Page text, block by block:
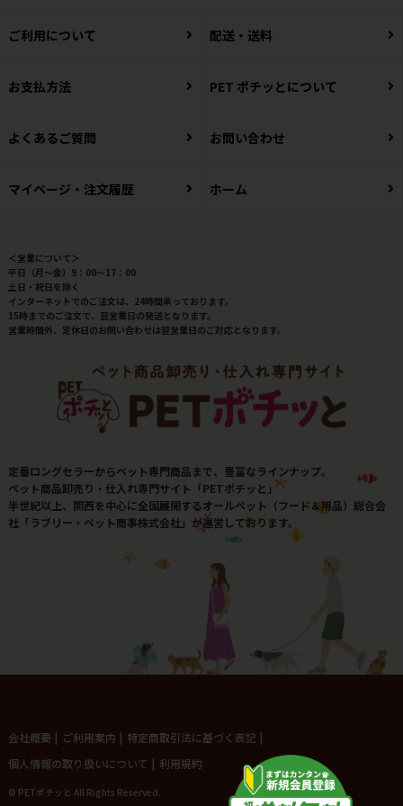
ご利用について 配送・送料
お支払方法 PET ポチッとについて
よくあるご質問 お問い合わせ
マイページ・注文履歴 ホーム
＜営業について＞
平日（月～金）9：00～17：00
土日・祝日を除く
インターネットでのご注文は、24時間承っております。
15時までのご注文で、翌営業日の発送となります。
営業時間外、定休日のお問い合わせは翌営業日のご対応となります。
定番ロングセラーからペット専門商品まで、豊富なラインナップ。
ペット商品卸売り・仕入れ専門サイト「PETポチッと」
半世紀以上、関西を中心に全国展開するオールペット（フード＆用品）総合会
社「ラブリー・ペット商事株式会社」が運営しております。
会社概要 | ご利用案内 | 特定商取引法に基づく表記 |
個人情報の取り扱いについて | 利用規約
© PETポチッと All Rights Reserved.